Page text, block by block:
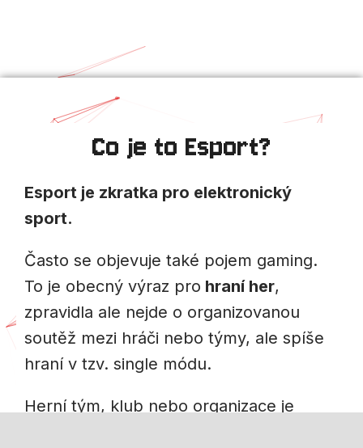
Co je to Esport?
Esport je zkratka pro elektronický
sport.
Často se objevuje také pojem gaming.
To je obecný výraz pro hraní her,
zpravidla ale nejde o organizovanou
soutěž mezi hráči nebo týmy, ale spíše
hraní v tzv. single módu.
Herní tým, klub nebo organizace je